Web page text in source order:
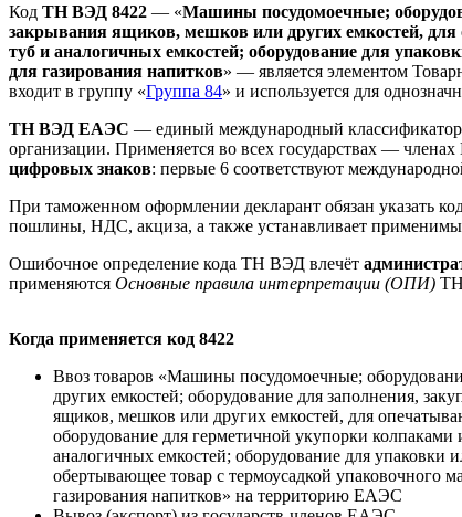
Код ТН ВЭД 8422 — «Машины посудомоечные;
закрывания ящиков, мешков или других емкостей,
туб и аналогичных емкостей; оборудование для
для газирования напитков» — является элементом
входит в группу «Группа 84» и используется для
ТН ВЭД ЕАЭС — единый международный классификатор
организации. Применяется во всех государствах —
цифровых знаков: первые 6 соответствуют
При таможенном оформлении декларант обязан указать
пошлины, НДС, акциза, а также устанавливает
Ошибочное определение кода ТН ВЭД влечёт
применяются Основные правила интерпретации (ОПИ)
Когда применяется код 8422
Ввоз товаров «Машины посудомоечные;
других емкостей; оборудование для заполнения,
ящиков, мешков или других емкостей, для
оборудование для герметичной укупорки
аналогичных емкостей; оборудование для упаковки
обертывающее товар с термоусадкой упаковочного
газирования напитков» на территорию ЕАЭС